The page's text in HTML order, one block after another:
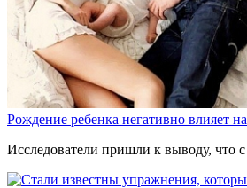
Рождение ребенка негативно влияет
Исследователи пришли к выводу, что